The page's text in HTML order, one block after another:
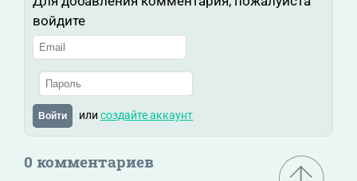
войдите
Войти или создайте аккаунт
0 комментариев